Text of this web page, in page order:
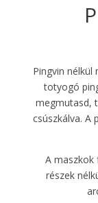
Pingvin nélkül
totyogó
megmutasd,
csúszkálva. A
A
részek